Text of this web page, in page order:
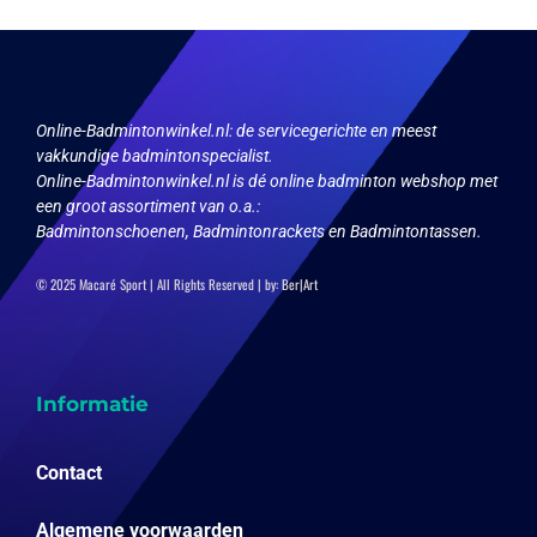
worden
productpagina
Online-Badmintonwinkel.nl:de servicegerichte en meest
vakkundige badmintonspecialist.
Online-Badmintonwinkel.nl is dé online badminton webshop met
een groot assortiment van o.a.:
Badmintonschoenen, Badmintonrackets en Badmintontassen.
© 2025 Macaré Sport | All Rights Reserved | by:Ber|Art
Informatie
Contact
Algemene voorwaarden